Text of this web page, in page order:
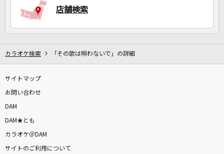
店舗検索
カラオケ検索 「その歌は唄わないで」の詳細
サイトマップ
お問い合わせ
DAM
DAM★とも
カラオケ＠DAM
サイトのご利用について